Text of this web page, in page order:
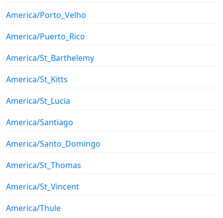
America/Porto_Velho
America/Puerto_Rico
America/St_Barthelemy
America/St_Kitts
America/St_Lucia
America/Santiago
America/Santo_Domingo
America/St_Thomas
America/St_Vincent
America/Thule